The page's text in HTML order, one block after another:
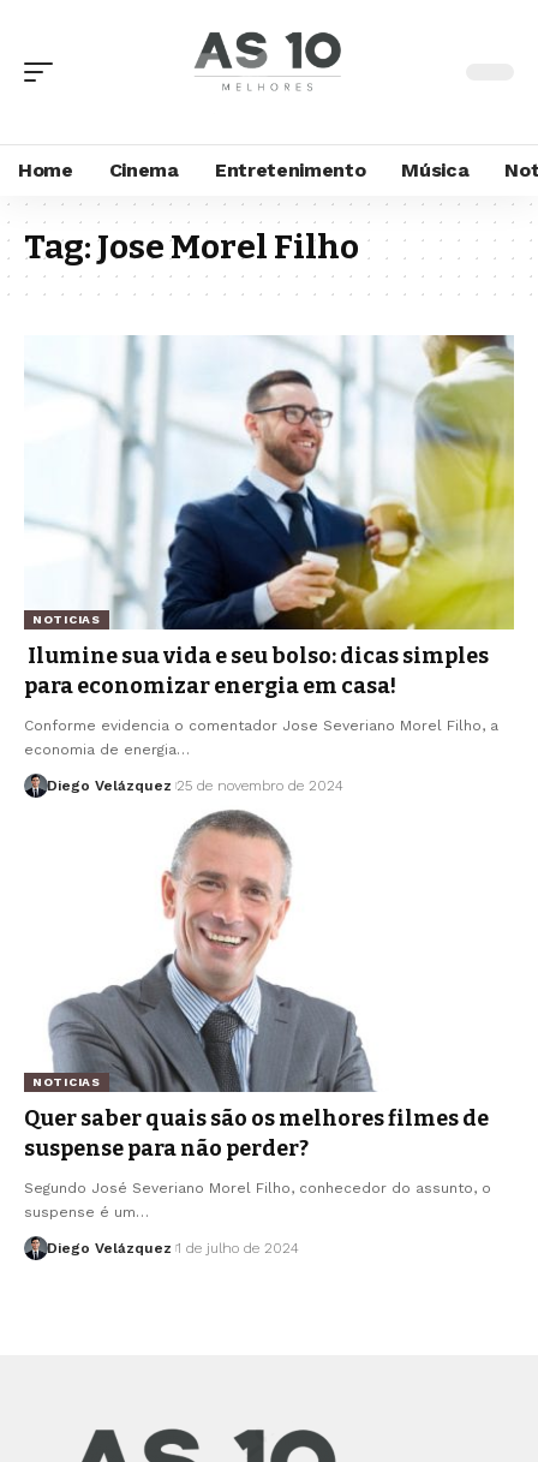
Home Cinema Entretenimento Música
Tag:Jose Morel Filho
NOTICIAS
Ilumine sua vida e seu bolso: dicas simples
para economizar energia em casa!
Conforme evidencia o comentador Jose Severiano Morel Filho, a
economia de energia…
Diego Velázquez 25 de novembro de 2024
NOTICIAS
Quer saber quais são os melhores filmes de
suspense para não perder?
Segundo José Severiano Morel Filho, conhecedor do assunto, o
suspense é um…
Diego Velázquez 1 de julho de 2024